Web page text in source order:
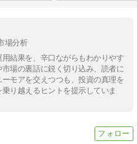
場分析
結果を、辛口ながらもわかりやす
場の裏話に鋭く切り込み、読者に
モアを交えつつも、投資の真理を
り越えるヒントを提示していま